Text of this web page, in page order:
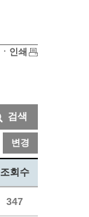
ㆍ인쇄
검색
변경
조회수
347